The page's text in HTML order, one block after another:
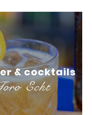
Echt
& cocktails